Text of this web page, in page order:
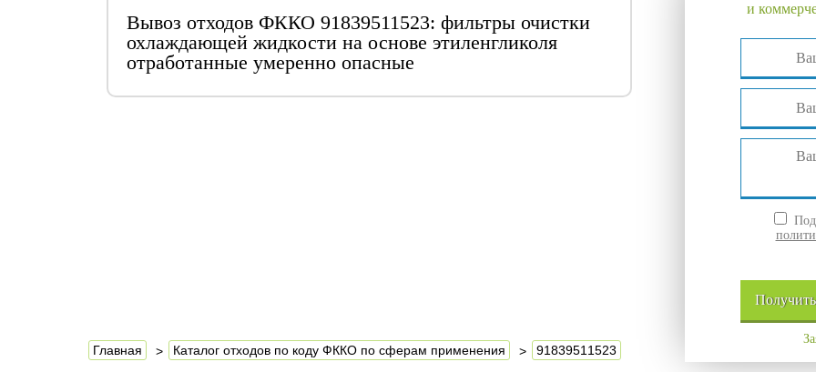
Вывоз отходов ФККО 91839511523: фильтры очистки
охлаждающей жидкости на основе этиленгликоля
отработанные умеренно опасные
и
Получить
Главная Каталог отходов по коду ФККО по сферам применения 91839511523